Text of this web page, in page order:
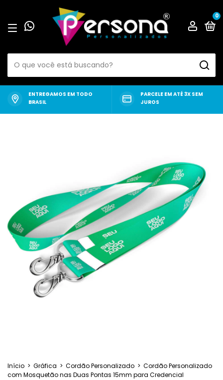
0
ENTREGAMOS EM TODO
BRASIL
PARCELE EM ATÉ 3X SEM
JUROS
Início > Gráfica > Cordão Personalizado > Cordão Personalizado
com Mosquetão nas Duas Pontas 15mm para Credencial